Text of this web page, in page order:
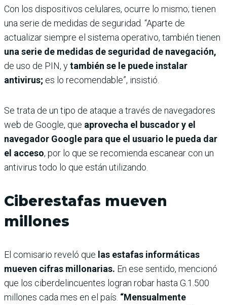
Con los dispositivos celulares, ocurre lo mismo; tienen
una serie de medidas de seguridad. “Aparte de
actualizar siempre el sistema operativo, también tienen
una serie de medidas de seguridad de navegación,
de uso de PIN, ytambién se le puede instalar
antivirus; es lo recomendable”, insistió.
Se trata de un tipo de ataque a través de navegadores
web de Google, que aprovecha el buscador y el
navegador Google para que el usuario le pueda dar
el acceso, por lo que se recomienda escanear con un
antivirus todo lo que están utilizando.
Ciberestafas mueven
millones
El comisario reveló que las estafas informáticas
mueven cifras millonarias. En ese sentido, mencionó
que los ciberdelincuentes logran robar hasta G.1.500
millones cada mes en el país. “Mensualmente